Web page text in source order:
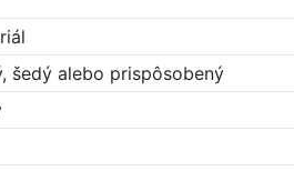
šedý alebo prispôsobený